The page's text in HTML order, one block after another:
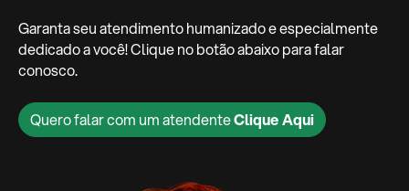
Garanta seu atendimento humanizado e especialmente
dedicado a você! Clique no botão abaixo para falar
conosco.
Quero falar com um atendenteClique Aqui